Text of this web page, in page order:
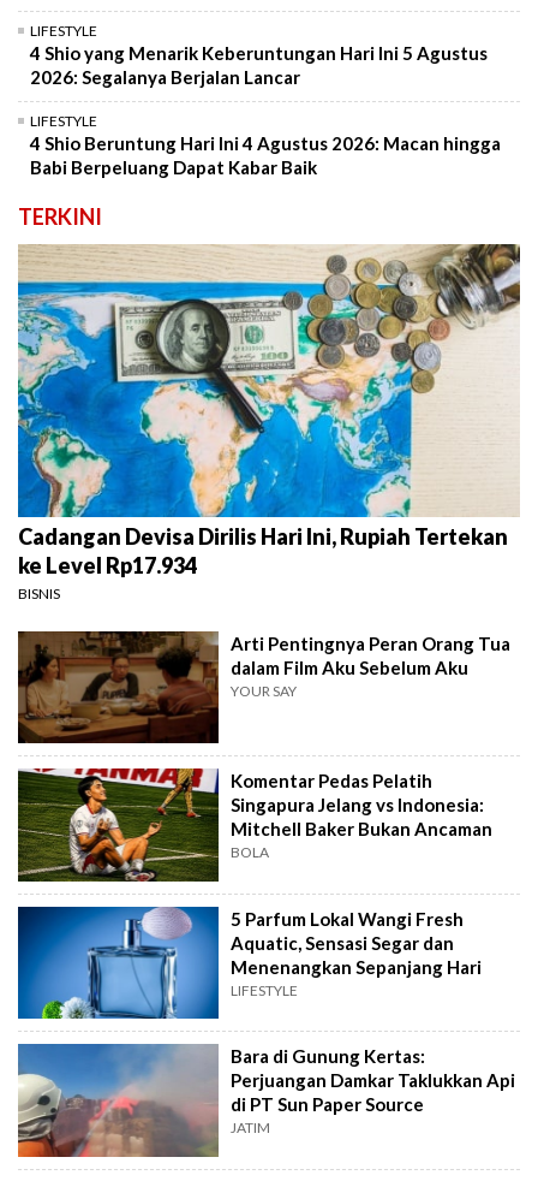
LIFESTYLE
4 Shio yang Menarik Keberuntungan Hari Ini 5 Agustus
2026: Segalanya Berjalan Lancar
LIFESTYLE
4 Shio Beruntung Hari Ini 4 Agustus 2026: Macan hingga
Babi Berpeluang Dapat Kabar Baik
TERKINI
Cadangan Devisa Dirilis Hari Ini, Rupiah Tertekan
ke Level Rp17.934
BISNIS
Arti Pentingnya Peran Orang Tua
dalam Film Aku Sebelum Aku
YOUR SAY
Komentar Pedas Pelatih
Singapura Jelang vs Indonesia:
Mitchell Baker Bukan Ancaman
BOLA
5 Parfum Lokal Wangi Fresh
Aquatic, Sensasi Segar dan
Menenangkan Sepanjang Hari
LIFESTYLE
Bara di Gunung Kertas:
Perjuangan Damkar Taklukkan Api
di PT Sun Paper Source
JATIM